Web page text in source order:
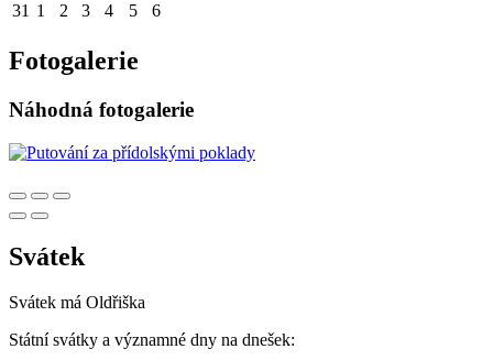
31 1 2 3 4 5 6
Fotogalerie
Náhodná fotogalerie
Svátek
Svátek má Oldřiška
Státní svátky a významné dny na dnešek: